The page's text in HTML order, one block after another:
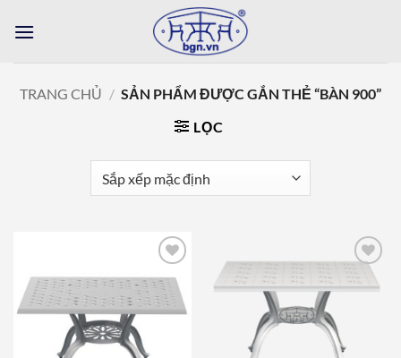
qua
TRANG CHỦ / SẢN PHẨM ĐƯỢC GẮN THẺ “BÀN 900”
LỌC
Add to
wishlist
Add to
wishlist